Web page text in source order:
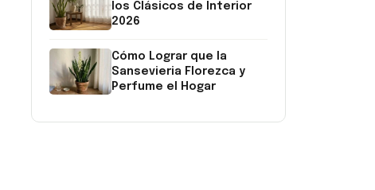
los Clásicos de Interior
2026
Cómo Lograr que la
Sansevieria Florezca y
Perfume el Hogar